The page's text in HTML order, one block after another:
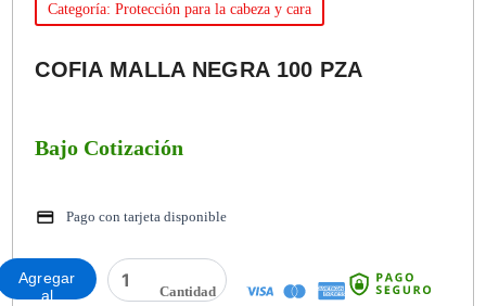
Categoría: Protección para la cabeza y cara
COFIA MALLA NEGRA 100 PZA
Bajo Cotización
Pago con tarjeta disponible
COFIA
MALLA
Agregar
al